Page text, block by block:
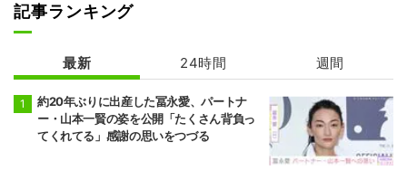
記事ランキング
最新 24時間 週間
約20年ぶりに出産した冨永愛、パートナ
ー・山本一賢の姿を公開「たくさん背負っ
てくれてる」感謝の思いをつづる